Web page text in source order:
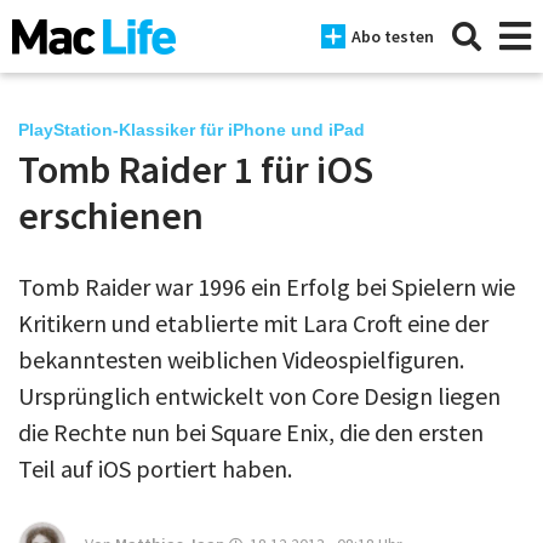
Abo testen
Mac
iPad
Tests
Tipps
PlayStation-Klassiker für iPhone und iPad
Tomb Raider 1 für iOS
erschienen
Tomb Raider war 1996 ein Erfolg bei Spielern wie
Kritikern und etablierte mit Lara Croft eine der
bekanntesten weiblichen Videospielfiguren.
Ursprünglich entwickelt von Core Design liegen
die Rechte nun bei Square Enix, die den ersten
Teil auf iOS portiert haben.